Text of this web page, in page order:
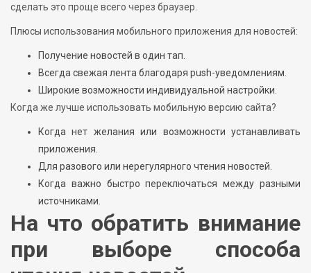
сделать это проще всего через браузер.
Плюсы использования мобильного приложения для новостей:
Получение новостей в один тап.
Всегда свежая лента благодаря push-уведомлениям.
Широкие возможности индивидуальной настройки.
Когда же лучше использовать мобильную версию сайта?
Когда нет желания или возможности устанавливать
приложения.
Для разового или нерегулярного чтения новостей.
Когда важно быстро переключаться между разными
источниками.
На что обратить внимание
при выборе способа